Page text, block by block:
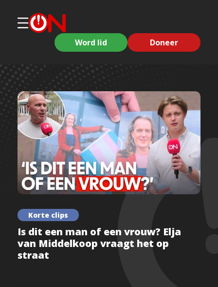
Word lid Doneer
Korte clips
Is dit een man of een vrouw? Elja
van Middelkoop vraagt het op
straat